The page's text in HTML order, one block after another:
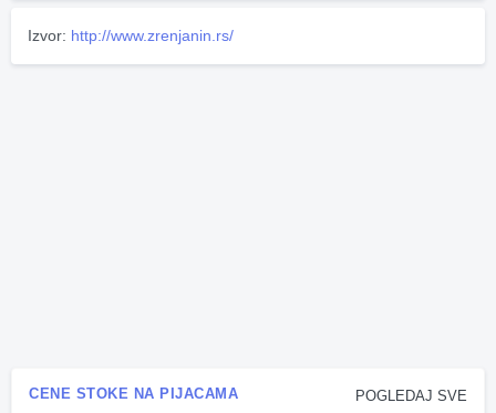
Izvor: http://www.zrenjanin.rs/
POGLEDAJ SVE
CENE STOKE NA PIJACAMA